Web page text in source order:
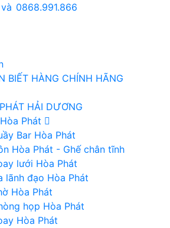
0868.991.866
BIẾT HÀNG CHÍNH HÃNG
HẢI DƯƠNG
Phát
Bar Hòa Phát
Hòa Phát - Ghế chân tĩnh
lưới Hòa Phát
đạo Hòa Phát
Hòa Phát
họp Hòa Phát
Hòa Phát